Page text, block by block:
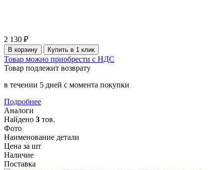
2 130 ₽
В корзину Купить в 1 клик
Товар можно приобрести с НДС
Товар подлежит возврату
в течении 5 дней с момента покупки
Подробнее
Аналоги
Найдено 3 тов.
Фото
Наименование детали
Цена за шт
Наличие
Поставка